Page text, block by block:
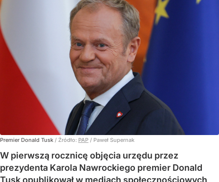
Premier Donald Tusk / Źródło: PAP / Paweł Supernak
W pierwszą rocznicę objęcia urzędu przez
prezydenta Karola Nawrockiego premier Donald
Tusk opublikował w mediach społecznościowych